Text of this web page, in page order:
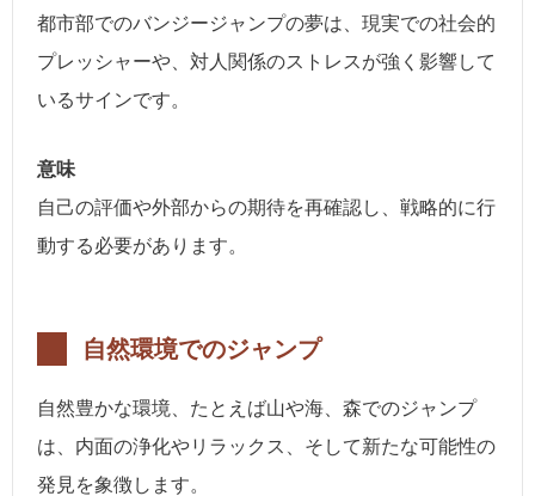
都市部でのバンジージャンプの夢は、現実での社会的
プレッシャーや、対人関係のストレスが強く影響して
いるサインです。
意味
自己の評価や外部からの期待を再確認し、戦略的に行
動する必要があります。
自然環境でのジャンプ
自然豊かな環境、たとえば山や海、森でのジャンプ
は、内面の浄化やリラックス、そして新たな可能性の
発見を象徴します。